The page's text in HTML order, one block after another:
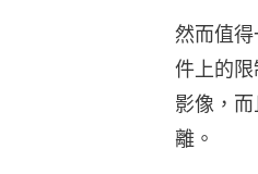
然而值
件上的
影像，
離。